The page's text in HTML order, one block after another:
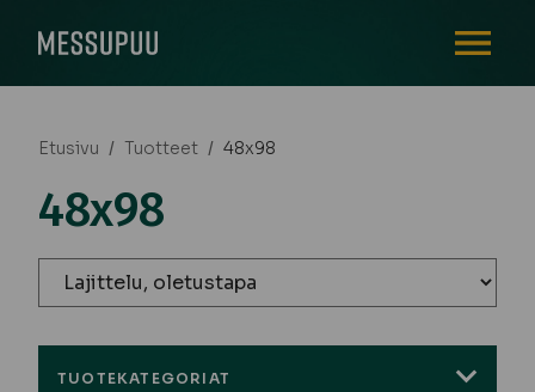
Etusivu / Tuotteet / 48x98
48x98
TUOTEKATEGORIAT